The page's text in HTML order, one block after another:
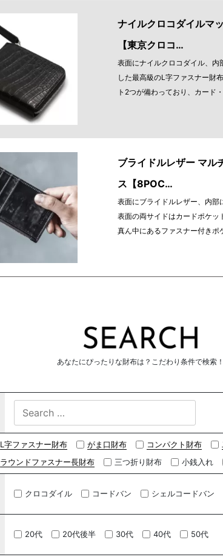
ナイルクロコダイルマ
【東京クロコ…
表面にナイルクロコダイル、内
した最高級のL字ファスナー財
ト2つが備わっており、カード
ブライドルレザー マル
ス【8POC…
表面にブライドルレザー、内部
表面の両サイドはカードポケッ
真ん中にあるファスナー付きポ
あなたにぴったりな財布は？こだわり条件で検索！
L字ファスナー財布 がま口財布 コンパクト財布
ラウンドファスナー長財布
三つ折り財布 小銭入れ
クロコダイル コードバン シェルコードバン
20代 20代後半 30代 40代 50代